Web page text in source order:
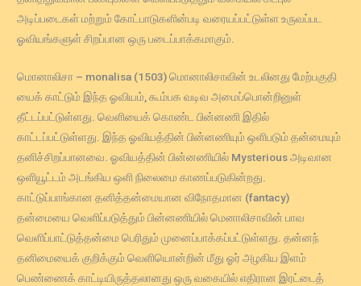
அடிப்படைகள் மற்றும் கோட்பாடுகளின்படி வரையப்பட்டுள்ள உருவப்பட
ஓவியங்களுள் சிறப்பான ஒரு படைப்பாக்கமாகும்.
மொனாலிசா – monalisa (1503) மொனாலிசாவின் உடலினது மேற்பகுதி
யைக் காட்டும் இந்த ஓவியம், கூம்பக வடிவ அமைப்பொன்றினுள்
தீட்டப்பட்டுள்ளது. வெளியைக் கொண்ட பின்னணி இதில்
காட்டப்பட்டுள்ளது. இந்த ஓவியத்தின் பின்னணியும் ஒளிபடும் தன்மையும்
தனிச்சிறப்பானவை. ஓவியத்தின் பின்னணியில் Mysterious அடிவான
ஒளியூட்டம் அடங்கிய ஒளி நிலைமை காணப்படுகின்றது.
காட்டுப்பாங்கான தனித்தன்மையான விநோதமான (fantacy)
தன்மையை வெளிப்படுத்தும் பின்னணியில் மெனாலிசாவின் பாவ
வெளிப்பாட்டுத்தன்மை பெரிதும் முனைப்பாக்கப்பட்டுள்ளது. தன்னந்
தனிமையைக் குறிக்கும் வெளியொன்றின் மீது ஓர் அழகிய இளம்
பெண்ணைக் காட்டியிருத்தலானது ஒரு வகையில் எதிரான இரட்டைத்